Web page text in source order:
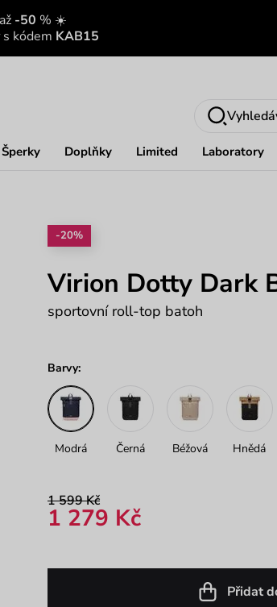
-50 % ☀️
s kódem KAB15
Šperky Doplňky Limited Laboratory
-20%
Virion Dotty Dark
sportovní roll-top batoh
Barvy:
Modrá Černá Béžová Hnědá
1 599 Kč
1 279 Kč
Přidat